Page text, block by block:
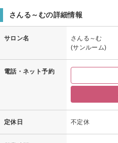
さんる～むの詳細情報
サロン名
さんる～む
(サンルーム)
電話・ネット予約
定休日 不定休